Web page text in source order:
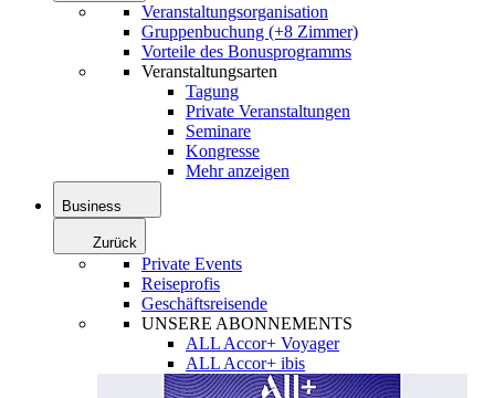
Veranstaltungsorganisation
Gruppenbuchung (+8 Zimmer)
Vorteile des Bonusprogramms
Veranstaltungsarten
Tagung
Private Veranstaltungen
Seminare
Kongresse
Mehr anzeigen
Business
Zurück
Private Events
Reiseprofis
Geschäftsreisende
UNSERE ABONNEMENTS
ALL Accor+ Voyager
ALL Accor+ ibis